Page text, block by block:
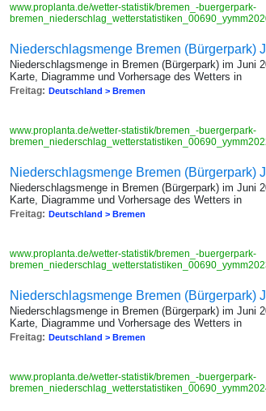
www.proplanta.de/wetter-statistik/bremen_-buergerpark-
Niederschlagsmenge Bremen (Bürgerpark)
Niederschlagsmenge in Bremen (Bürgerpark) im Juni
Karte, Diagramme und Vorhersage des Wetters in
Freitag: Deutschland > Bremen
www.proplanta.de/wetter-statistik/bremen_-buergerpark-
Niederschlagsmenge Bremen (Bürgerpark)
Niederschlagsmenge in Bremen (Bürgerpark) im Juni
Karte, Diagramme und Vorhersage des Wetters in
Freitag: Deutschland > Bremen
www.proplanta.de/wetter-statistik/bremen_-buergerpark-
Niederschlagsmenge Bremen (Bürgerpark)
Niederschlagsmenge in Bremen (Bürgerpark) im Juni
Karte, Diagramme und Vorhersage des Wetters in
Freitag: Deutschland > Bremen
www.proplanta.de/wetter-statistik/bremen_-buergerpark-